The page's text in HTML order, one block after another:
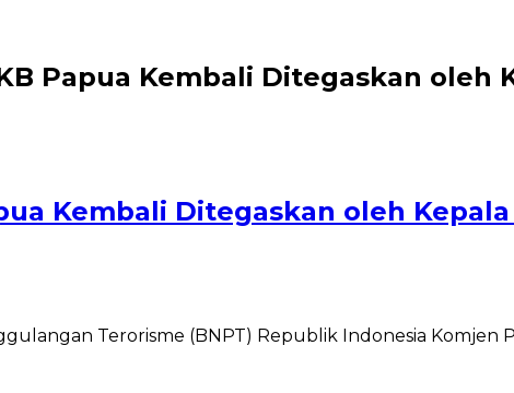
Papua Kembali Ditegaskan oleh
Kembali Ditegaskan oleh Kepala
Terorisme (BNPT) Republik Indonesia Komjen